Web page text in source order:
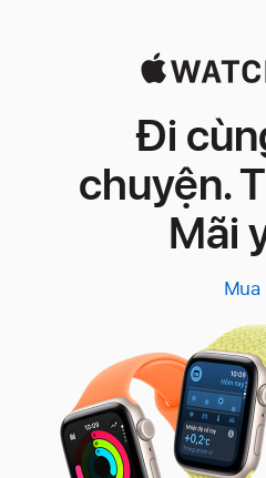
Đi
chuyện.
Mãi
Mua